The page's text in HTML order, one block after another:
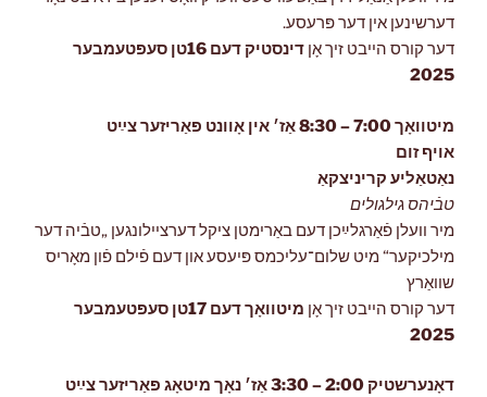
דערשינען אין דער פּרעסע.
דער קורס הייבט זיך אָן
דינסטיק דעם 16טן סעפּטעמבער
2025
מיטוואָך 7:00 – 8:30 אַז׳ אין אָוונט פּאַריזער צײַט
אויף זום
נאַטאַליע קריניצקאַ
טבֿיהס גילגולים
מיר וועלן פֿאַרגלײַכן דעם באַרימטן ציקל דערציילונגען „טבֿיה דער
מילכיקער“ מיט שלום־עליכמס פּיעסע און דעם פֿילם פֿון מאָריס
שוואַרץ
דער קורס הייבט זיך אָן מיטוואָך
דעם 17טן סעפּטעמבער
2025
דאָנערשטיק 2:00 – 3:30 אַז׳ נאָך מיטאָג פּאַריזער צײַט